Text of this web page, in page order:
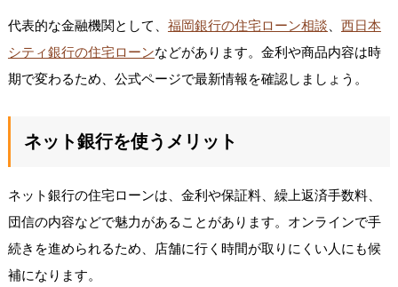
代表的な金融機関として、 福岡銀行の住宅ローン相談
西日本
シティ銀行の住宅ローンなどがあります。金利や商品内容は時
期で変わるため、公式ページで最新情報を確認しましょう。
ネット銀行を使うメリット
ネット銀行の住宅ローンは、金利や保証料、繰上返済手数料、
団信の内容などで魅力があることがあります。オンラインで手
続きを進められるため、店舗に行く時間が取りにくい人にも候
補になります。